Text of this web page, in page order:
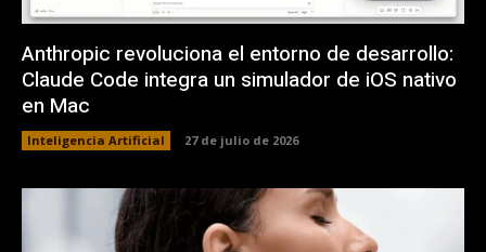
Anthropic revoluciona el entorno de desarrollo:
Claude Code integra un simulador de iOS nativo
en Mac
Inteligencia Artificial 27 de julio de 2026